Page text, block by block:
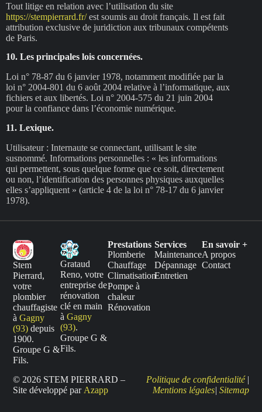
Tout litige en relation avec l’utilisation du site
https://stempierrard.fr/est soumis au droit français. Il est fait
attribution exclusive de juridiction aux tribunaux compétents
de Paris.
10. Les principales lois concernées.
Loi n° 78-87 du 6 janvier 1978, notamment modifiée par la
loi n° 2004-801 du 6 août 2004 relative à l’informatique, aux
fichiers et aux libertés. Loi n° 2004-575 du 21 juin 2004
pour la confiance dans l’économie numérique.
11. Lexique.
Utilisateur : Internaute se connectant, utilisant le site
susnommé. Informations personnelles : « les informations
qui permettent, sous quelque forme que ce soit, directement
ou non, l’identification des personnes physiques auxquelles
elles s’appliquent » (article 4 de la loi n° 78-17 du 6 janvier
1978).
Stem
Pierrard,
votre
plombier
chauffagiste
àGagny
(93) depuis
1900.
Groupe G &
Fils.
Grataud
Reno, votre
entreprise de
rénovation
clé en main
àGagny
(93).
Groupe G &
Fils.
Prestations
Plomberie
Chauffage
Climatisation
Pompe à
chaleur
Rénovation
Services
Maintenance
Dépannage
Entretien
En savoir +
A propos
Contact
© 2026 STEM PIERRARD –
Site développé par Azapp
Politique de confidentialité|
Mentions légales| Sitemap